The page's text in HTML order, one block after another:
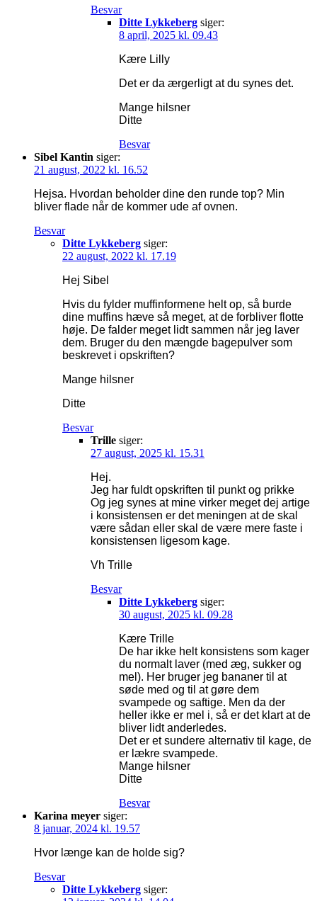
Besvar
Ditte Lykkeberg siger:
8 april, 2025 kl. 09.43
Kære Lilly
Det er da ærgerligt at du synes det.
Mange hilsner
Ditte
Besvar
Sibel Kantin siger:
21 august, 2022 kl. 16.52
Hejsa. Hvordan beholder dine den runde top? Min
bliver flade når de kommer ude af ovnen.
Besvar
Ditte Lykkeberg siger:
22 august, 2022 kl. 17.19
Hej Sibel
Hvis du fylder muffinformene helt op, så burde
dine muffins hæve så meget, at de forbliver flotte
høje. De falder meget lidt sammen når jeg laver
dem. Bruger du den mængde bagepulver som
beskrevet i opskriften?
Mange hilsner
Ditte
Besvar
Trille siger:
27 august, 2025 kl. 15.31
Hej.
Jeg har fuldt opskriften til punkt og prikke
Og jeg synes at mine virker meget dej artige
i konsistensen er det meningen at de skal
være sådan eller skal de være mere faste i
konsistensen ligesom kage.
Vh Trille
Besvar
Ditte Lykkeberg siger:
30 august, 2025 kl. 09.28
Kære Trille
De har ikke helt konsistens som kager
du normalt laver (med æg, sukker og
mel). Her bruger jeg bananer til at
søde med og til at gøre dem
svampede og saftige. Men da der
heller ikke er mel i, så er det klart at de
bliver lidt anderledes.
Det er et sundere alternativ til kage, de
er lækre svampede.
Mange hilsner
Ditte
Besvar
Karina meyer siger:
8 januar, 2024 kl. 19.57
Hvor længe kan de holde sig?
Besvar
Ditte Lykkeberg siger: